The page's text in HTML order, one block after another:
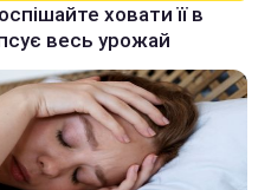
ховати її в
весь урожай